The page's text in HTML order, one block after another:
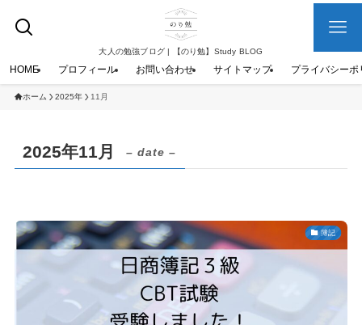
大人の勉強ブログ | 【のり勉】Study BLOG
HOME プロフィール お問い合わせ サイトマップ プライバシーポ
ホーム 2025年 11月
2025年11月 – date –
簿記